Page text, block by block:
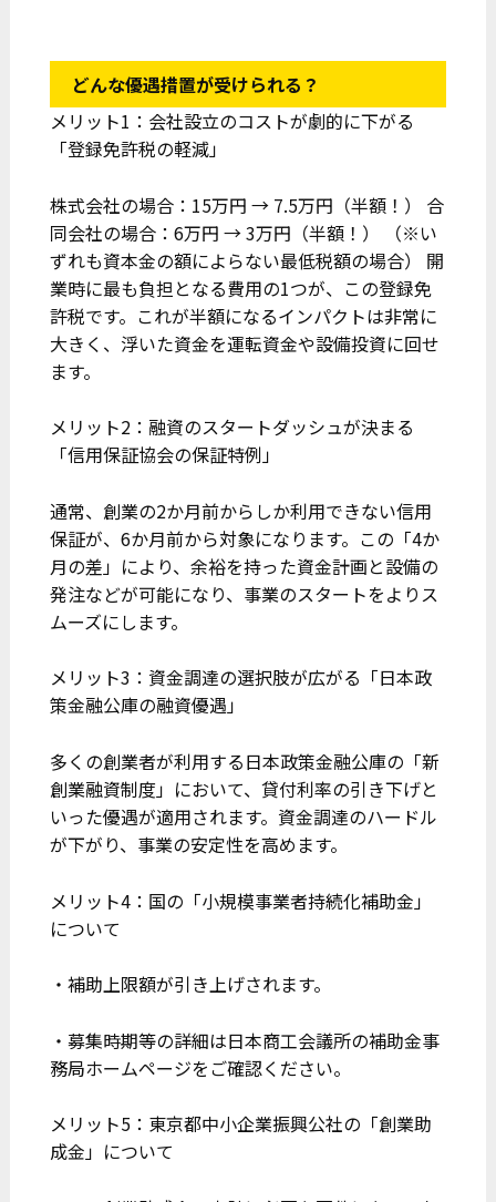
どんな優遇措置が受けられる？
メリット1：会社設立のコストが劇的に下がる
「登録免許税の軽減」
株式会社の場合：15万円 → 7.5万円（半額！） 合
同会社の場合：6万円 → 3万円（半額！） （※い
ずれも資本金の額によらない最低税額の場合） 開
業時に最も負担となる費用の1つが、この登録免
許税です。これが半額になるインパクトは非常に
大きく、浮いた資金を運転資金や設備投資に回せ
ます。
メリット2：融資のスタートダッシュが決まる
「信用保証協会の保証特例」
通常、創業の2か月前からしか利用できない信用
保証が、6か月前から対象になります。この「4か
月の差」により、余裕を持った資金計画と設備の
発注などが可能になり、事業のスタートをよりス
ムーズにします。
メリット3：資金調達の選択肢が広がる「日本政
策金融公庫の融資優遇」
多くの創業者が利用する日本政策金融公庫の「新
創業融資制度」において、貸付利率の引き下げと
いった優遇が適用されます。資金調達のハードル
が下がり、事業の安定性を高めます。
メリット4：国の「小規模事業者持続化補助金」
について
・補助上限額が引き上げされます。
・募集時期等の詳細は日本商工会議所の補助金事
務局ホームページをご確認ください。
メリット5：東京都中小企業振興公社の「創業助
成金」について